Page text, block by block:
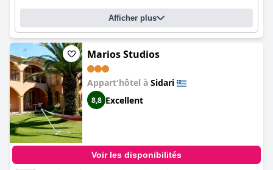
Afficher plus
Marios Studios
Appart'hôtel à Sidari
8,8 Excellent
Voir les disponibilités